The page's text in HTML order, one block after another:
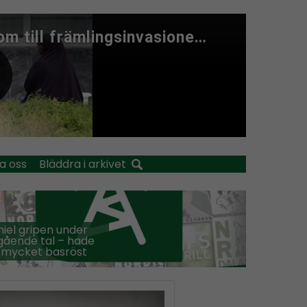
oss Bläddra i arkivet
gripen under
tal – hade
basröst